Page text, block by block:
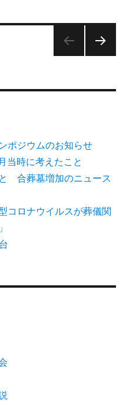
ポジウムのお知らせ
時に考えたこと
合葬墓増加のニュース
コロナウイルスが葬儀関